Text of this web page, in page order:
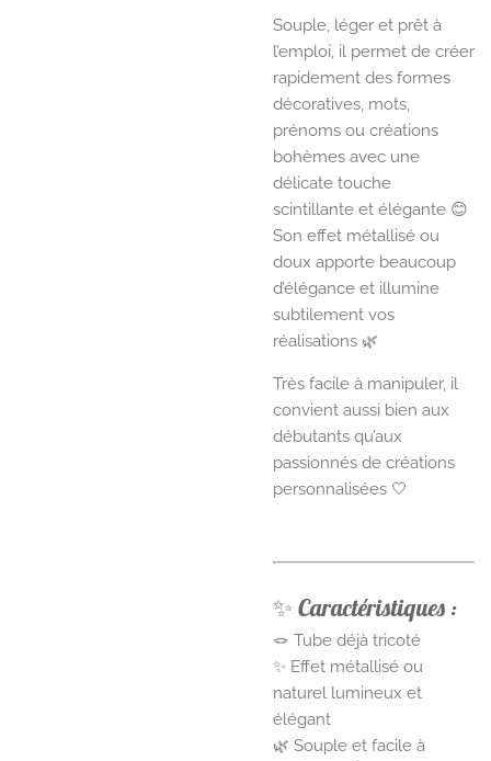
Souple, léger et prêt à
l’emploi, il permet de créer
rapidement des formes
décoratives, mots,
prénoms ou créations
bohèmes avec une
délicate touche
scintillante et élégante 😊
Son effet métallisé ou
doux apporte beaucoup
d’élégance et illumine
subtilement vos
réalisations 🌿
Très facile à manipuler, il
convient aussi bien aux
débutants qu’aux
passionnés de créations
personnalisées 🤍
✨ Caractéristiques :
🪢 Tube déjà tricoté
✨ Effet métallisé ou
naturel lumineux et
élégant
🌿 Souple et facile à